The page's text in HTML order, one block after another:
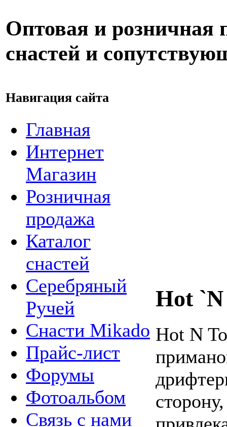
Оптовая и розничная
снастей и
Навигация сайта
Главная
Интернет
Магазин
Розничная
продажа
Каталог
снастей
Серебряный
Ручей
Снасти Mikado
Прайс-лист
Форумы
Фотоальбом
Связь с нами
Hot
Hot N